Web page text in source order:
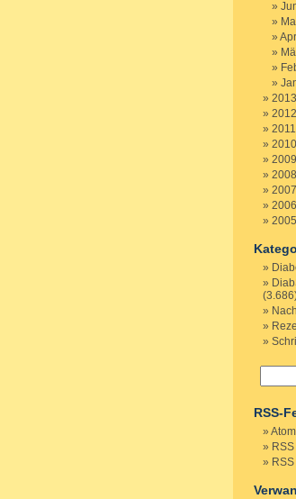
2013
2012
2011
2010
2009
2008
2007
2006
2005
RSS-